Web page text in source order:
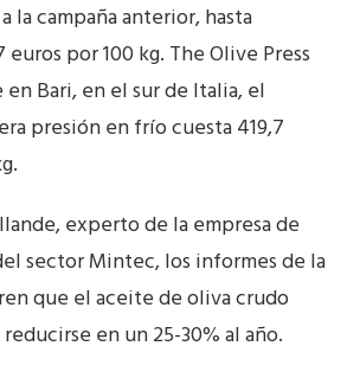
la campaña anterior, hasta
euros por 100 kg. The Olive Press
Bari, en el sur de Italia, el
presión en frío cuesta 419,7
experto de la empresa de
sector Mintec, los informes de la
que el aceite de oliva crudo
en un 25-30% al año.